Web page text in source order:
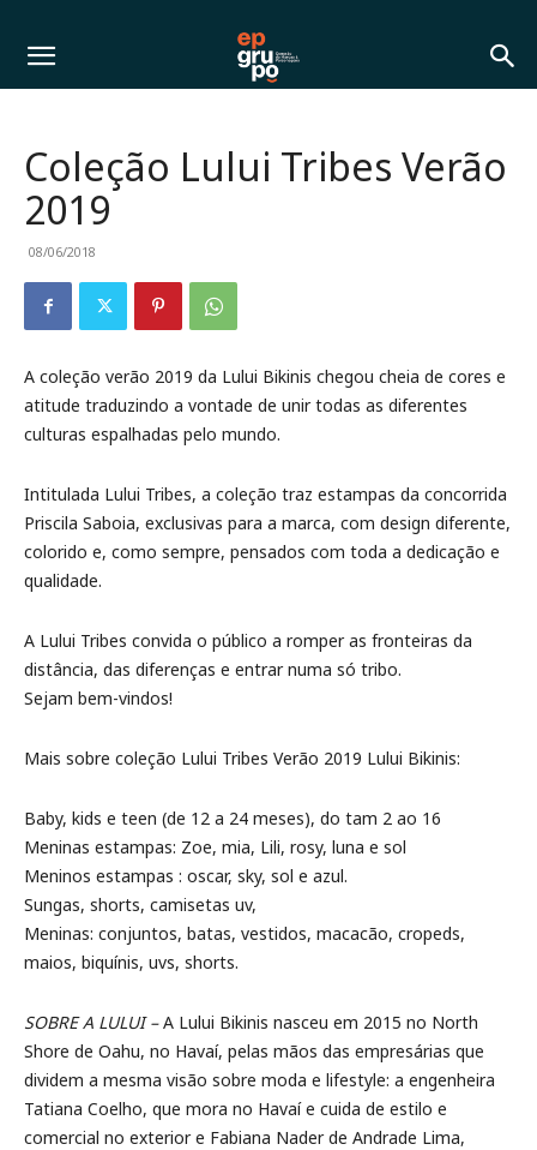
Coleção Lului Tribes Verão
2019
08/06/2018
A coleção verão 2019 da Lului Bikinis chegou cheia de cores e
atitude traduzindo a vontade de unir todas as diferentes
culturas espalhadas pelo mundo.
Intitulada Lului Tribes, a coleção traz estampas da concorrida
Priscila Saboia, exclusivas para a marca, com design diferente,
colorido e, como sempre, pensados com toda a dedicação e
qualidade.
A Lului Tribes convida o público a romper as fronteiras da
distância, das diferenças e entrar numa só tribo.
Sejam bem-vindos!
Mais sobre coleção Lului Tribes Verão 2019 Lului Bikinis:
Baby, kids e teen (de 12 a 24 meses), do tam 2 ao 16
Meninas estampas: Zoe, mia, Lili, rosy, luna e sol
Meninos estampas : oscar, sky, sol e azul.
Sungas, shorts, camisetas uv,
Meninas: conjuntos, batas, vestidos, macacão, cropeds,
maios, biquínis, uvs, shorts.
SOBRE A LULUI –A Lului Bikinis nasceu em 2015 no North
Shore de Oahu, no Havaí, pelas mãos das empresárias que
dividem a mesma visão sobre moda e lifestyle: a engenheira
Tatiana Coelho, que mora no Havaí e cuida de estilo e
comercial no exterior e Fabiana Nader de Andrade Lima,